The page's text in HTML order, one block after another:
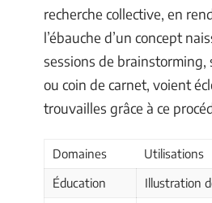
recherche collective, en
l’ébauche d’un concept
sessions de brainstorming,
ou coin de carnet, voient
trouvailles grâce à ce
Domaines
Utilisations
Éducation
Illustration